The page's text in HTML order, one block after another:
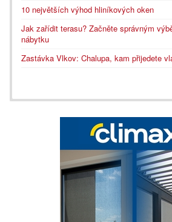
10 největších výhod hliníkových oken
Jak zařídit terasu? Začněte správným
nábytku
Zastávka Vlkov: Chalupa, kam přijedete